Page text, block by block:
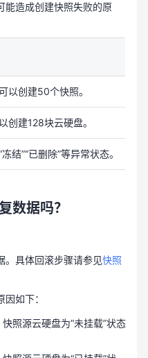
能造成创建快照失败的原
以创建50个快照。
创建128块云硬盘。
结”“已删除”等异常状态。
数据吗？
。具体回滚步骤请参见快照
如下：
照源云硬盘为“未挂载”状态